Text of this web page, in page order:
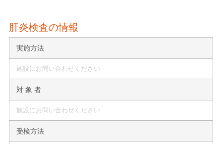
肝炎検査の情報
実施方法
施設にお問い合わせください
対 象 者
施設にお問い合わせください
受検方法